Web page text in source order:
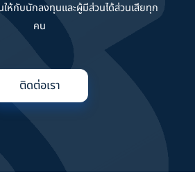
ให้กับนักลงทุนและผู้มีส่วนได้ส่วนเสียทุก
คน
ติดต่อเรา